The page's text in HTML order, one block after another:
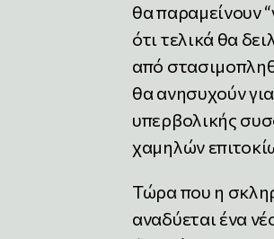
θα παραμείνουν
ότι τελικά θα
από
θα ανησυχούν
υπερβολικής
χαμηλών
Τώρα που η
αναδύεται ένα